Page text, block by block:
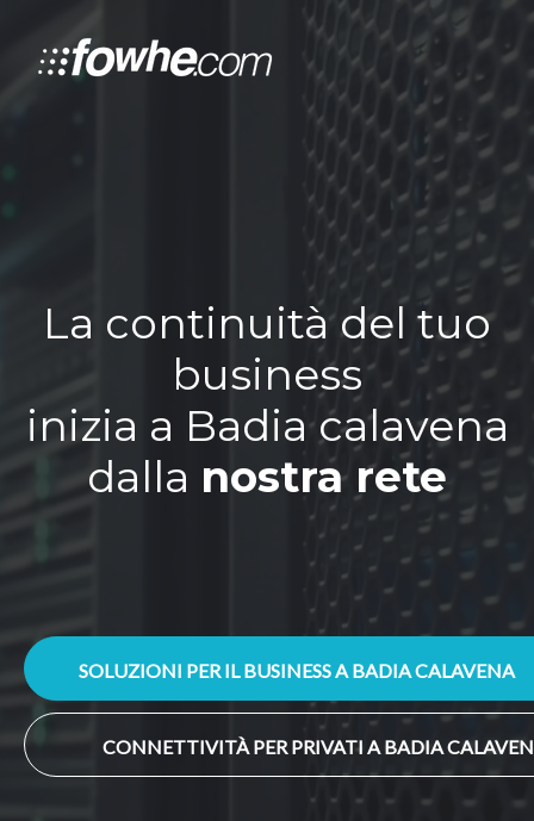
La continuità del tuo
business
inizia a Badia calavena
dalla nostra rete
SOLUZIONI PER IL BUSINESS A BADIA CALAVENA
CONNETTIVITÀ PER PRIVATI A BADIA